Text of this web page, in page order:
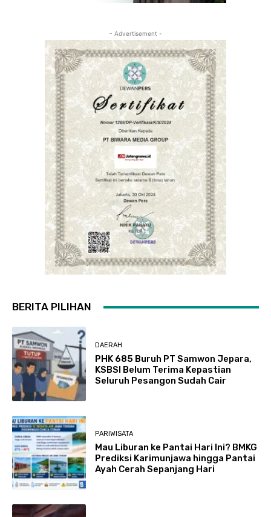
- Advertisement -
BERITA PILIHAN
DAERAH
PHK 685 Buruh PT Samwon Jepara,
KSBSI Belum Terima Kepastian
Seluruh Pesangon Sudah Cair
PARIWISATA
Mau Liburan ke Pantai Hari Ini? BMKG
Prediksi Karimunjawa hingga Pantai
Ayah Cerah Sepanjang Hari